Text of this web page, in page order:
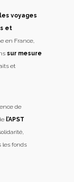
voyages
et
en France,
sur mesure
et
de
l’APST
les fonds